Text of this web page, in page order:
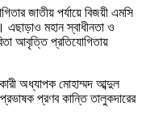
জাতীয় পর্যায়ে বিজয়ী এমসি
এছাড়াও মহান স্বাধীনতা ও
আবৃত্তি প্রতিযোগিতায়
অধ্যাপক মোহাম্মদ আব্দুল
প্রভাষক প্রণব কান্তি তালুকদারের